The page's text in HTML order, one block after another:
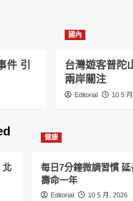
件 引
國內
台灣遊客普陀
兩岸關注
Editorial 10 5
北
健康
每日7分鐘微調習慣 延
壽命一年
Editorial 10 5 月, 2026